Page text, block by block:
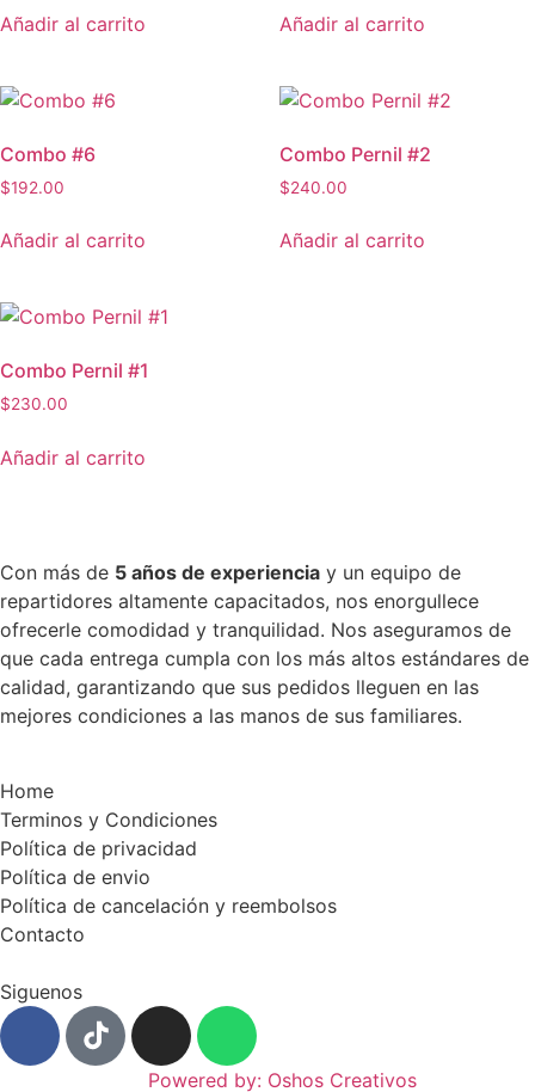
Añadir al carrito Añadir al carrito
Combo #6
$192.00
Añadir al carrito
Combo Pernil #2
$240.00
Añadir al carrito
Combo Pernil #1
$230.00
Añadir al carrito
Con más de 5 años de experiencia y un equipo de
repartidores altamente capacitados, nos enorgullece
ofrecerle comodidad y tranquilidad. Nos aseguramos de
que cada entrega cumpla con los más altos estándares de
calidad, garantizando que sus pedidos lleguen en las
mejores condiciones a las manos de sus familiares.
Home
Terminos y Condiciones
Política de privacidad
Política de envio
Política de cancelación y reembolsos
Contacto
Siguenos
Powered by: Oshos Creativos